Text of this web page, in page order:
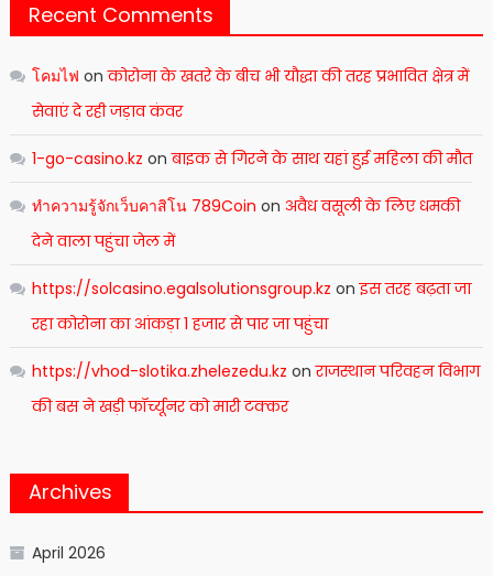
Recent Comments
โคมไฟ onकोरोना के खतरे के बीच भी यौद्धा की तरह प्रभावित क्षेत्र में
सेवाएं दे रही जड़ाव कंवर
1-go-casino.kz onबाइक से गिरने के साथ यहां हुई महिला की मौत
ทำความรู้จักเว็บคาสิโน 789Coin on अवैध वसूली के लिए धमकी
देने वाला पहुंचा जेल में
https://solcasino.egalsolutionsgroup.kz onइस तरह बढ़ता जा
रहा कोरोना का आंकड़ा 1 हजार से पार जा पहुंचा
https://vhod-slotika.zhelezedu.kz onराजस्थान परिवहन विभाग
की बस ने खड़ी फॉर्च्यूनर को मारी टक्कर
Archives
April 2026